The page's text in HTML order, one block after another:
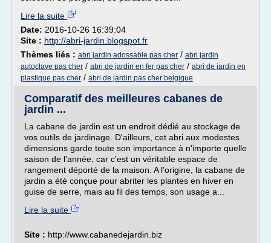
Lire la suite
Date: 2016-10-26 16:39:04
Site : http://abri-jardin.blogspot.fr
Thèmes liés : abri jardin adossable pas cher / abri jardin
autoclave pas cher / abri de jardin en fer pas cher / abri de jardin en
plastique pas cher / abri de jardin pas cher belgique
Comparatif des meilleures cabanes de
jardin ...
La cabane de jardin est un endroit dédié au stockage de
vos outils de jardinage. D'ailleurs, cet abri aux modestes
dimensions garde toute son importance à n'importe quelle
saison de l'année, car c'est un véritable espace de
rangement déporté de la maison. A l'origine, la cabane de
jardin a été conçue pour abriter les plantes en hiver en
guise de serre, mais au fil des temps, son usage a...
Lire la suite
Site : http://www.cabanedejardin.biz